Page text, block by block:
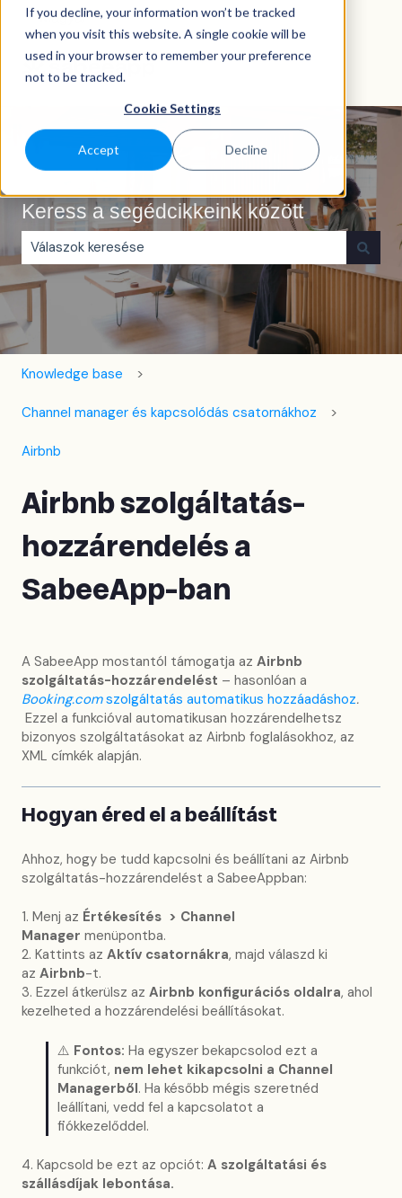
If you decline, your information won’t be tracked
when you visit this website. A single cookie will be
used in your browser to remember your preference
not to be tracked.
Cookie Settings
Accept Decline
MagyarAlmenü megjelenítése fordításokhoz
Keress a segédcikkeink között
Nincs javaslat, mert üres a keresőmező.
Knowledge base
Channel manager és kapcsolódás csatornákhoz
Airbnb
Airbnb szolgáltatás-
hozzárendelés a
SabeeApp-ban
A SabeeApp mostantól támogatja az Airbnb
szolgáltatás-hozzárendelést – hasonlóan a
Booking.comszolgáltatás automatikus hozzáadáshoz.
Ezzel a funkcióval automatikusan hozzárendelhetsz
bizonyos szolgáltatásokat az Airbnb foglalásokhoz, az
XML címkék alapján.
Hogyan éred el a beállítást
Ahhoz, hogy be tudd kapcsolni és beállítani az Airbnb
szolgáltatás-hozzárendelést a SabeeAppban:
1. Menj az Értékesítés > Channel
Manager menüpontba.
2. Kattints az Aktív csatornákra, majd válaszd ki
az Airbnb-t.
3. Ezzel átkerülsz az Airbnb konfigurációs oldalra, ahol
kezelheted a hozzárendelési beállításokat.
⚠️ Fontos: Ha egyszer bekapcsolod ezt a
funkciót, nem lehet kikapcsolni a Channel
Managerből. Ha később mégis szeretnéd
leállítani, vedd fel a kapcsolatot a
fiókkezelőddel.
4. Kapcsold be ezt az opciót: A szolgáltatási és
szállásdíjak lebontása.